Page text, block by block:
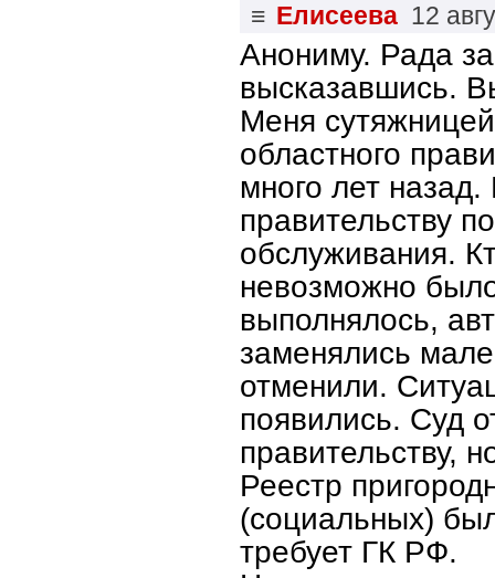
≡ Елисеева 12
Анониму. Рада
высказавшись.
Меня
областного
много лет
правительству
обслуживания.
невозможно
выполнялось,
заменялись
отменили.
появились. Суд
правительству,
Реестр
(социальных)
требует ГК РФ.